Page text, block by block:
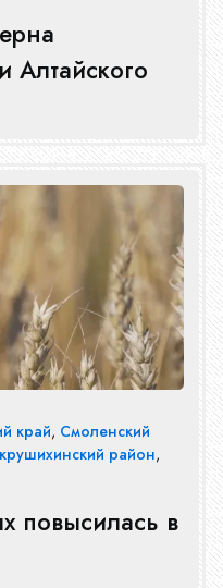
Алтайского
край, Смоленский
район,
повысилась в